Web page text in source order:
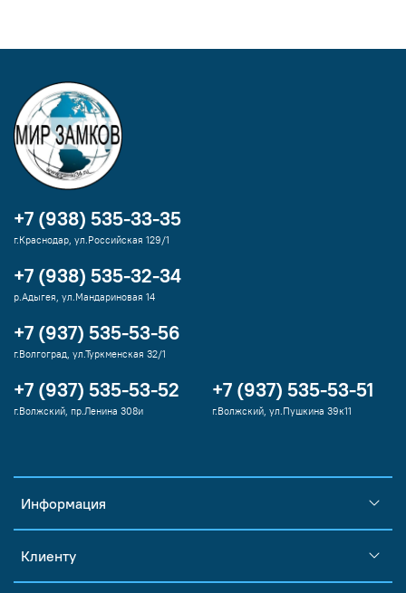
Информация
Клиенту
+7 (938) 535-33-35
г.Краснодар, ул.Российская 129/1
+7 (938) 535-32-34
р.Адыгея, ул.Мандариновая 14
+7 (937) 535-53-56
г.Волгоград, ул.Туркменская 32/1
+7 (937) 535-53-52
г.Волжский, пр.Ленина 308и
+7 (937) 535-53-51
г.Волжский, ул.Пушкина 39к11